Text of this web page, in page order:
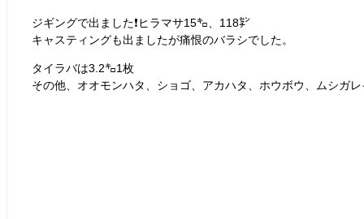
ジギングで出ました❗️ヒラマサ15㌔、118㌢
キャスティングも出ましたが痛恨のバラシでした。
タイラバは3.2㌔1枚
その他、オオモンハタ、ショゴ、アカハタ、ホウボウ、ムシガレ